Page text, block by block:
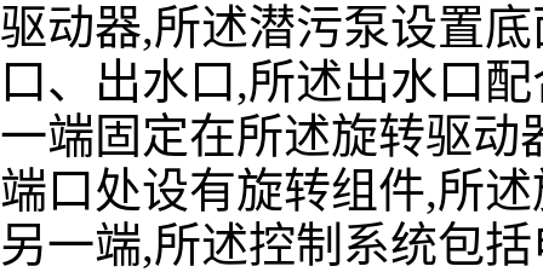
驱动器,所述潜污泵设置
口、出水口,所述出水口
一端固定在所述旋转驱动
端口处设有旋转组件,所
另一端,所述控制系统包